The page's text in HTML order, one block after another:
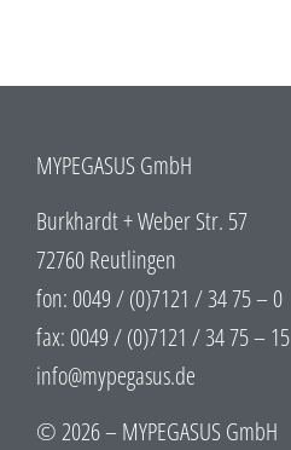
MYPEGASUS GmbH
Burkhardt + Weber Str. 57
72760 Reutlingen
fon: 0049 / (0)7121 / 34 75 – 0
fax: 0049 / (0)7121 / 34 75 – 15
info@mypegasus.de
© 2026 – MYPEGASUS GmbH